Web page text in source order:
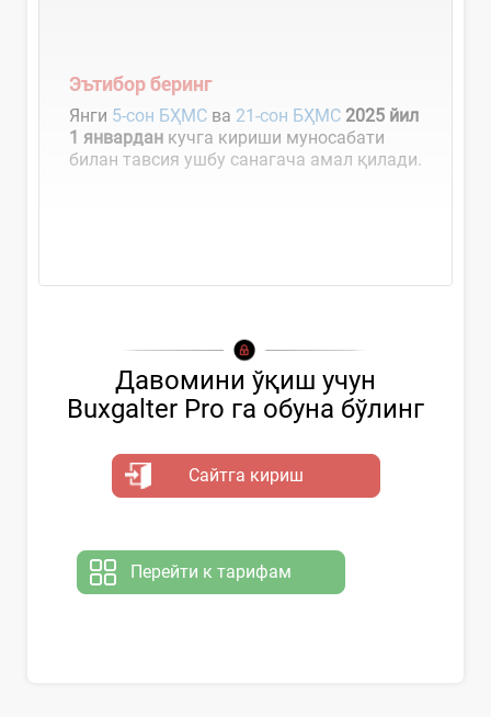
Эътибор беринг
Янги 5-сон БҲМС ва 21-сон БҲМС 2025 йил
1 январдан кучга кириши муносабати
билан тавсия ушбу санагача амал қилади.
Давомини ўқиш учун
Buxgalter Pro га обуна бўлинг
Сайтга кириш
Перейти к тарифам